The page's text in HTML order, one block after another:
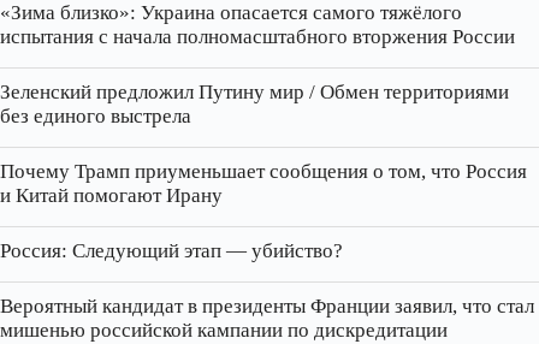
«Зима близко»: Украина опасается самого тяжёлого
испытания с начала полномасштабного вторжения России
Зеленский предложил Путину мир / Обмен территориями
без единого выстрела
Почему Трамп приуменьшает сообщения о том, что Россия
и Китай помогают Ирану
Россия: Следующий этап — убийство?
Вероятный кандидат в президенты Франции заявил, что стал
мишенью российской кампании по дискредитации